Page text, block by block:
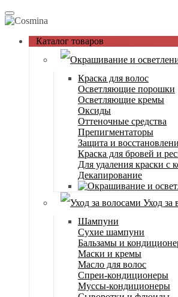
Каталог товаров
Краска для волос
Осветляющие порошки
Осветляющие кремы
Оксиды
Оттеночные средства
Препигментаторы
Защита и
Краска для бровей и
Для удаления краски с
Декапирование
Уход за
Шампуни
Сухие шампуни
Бальзамы и
Маски и кремы
Масло для волос
Спреи-кондиционеры
Муссы-кондиционеры